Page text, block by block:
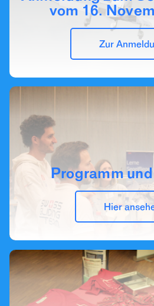
vom 16.
Zur
Programm
Hier